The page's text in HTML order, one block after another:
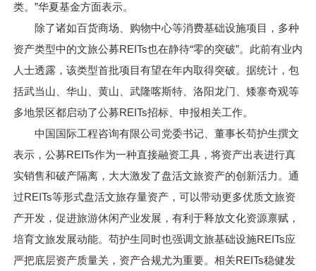
类。”华夏基金方面表示。
除了诸如百货商场、购物中心等消费基础设施项目，多种
资产类型中的文旅公募REITs也在静待“零的突破”。此前有业内
人士透露，该类型首批项目有望在年内取得突破。据统计，包
括武当山、华山、黄山、武隆喀斯特、洛阳龙门、矮寨奇观等
多地景区都启动了公募REITs招标、申报相关工作。
中国国际工程咨询有限公司党委书记、董事长苟护生撰文
表示，公募REITs作为一种直接融资工具，将资产出表进行真
实销售和破产隔离，大大激发了盘活文旅资产的创新活力。通
过REITs等形式盘活文旅存量资产，可以带动更多优质文旅资
产开发，促进旅游休闲产业发展，有利于释放文化资源禀赋，
培育文旅发展动能。苟护生同时也强调文旅基础设施REITs应
严把底层资产质量关，资产合规尤为重要。相关REITs稳健发